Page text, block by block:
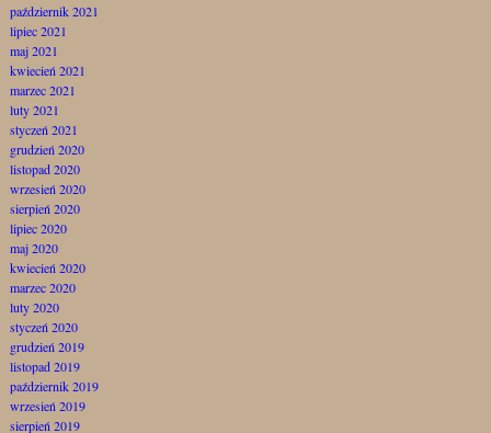
październik 2021
lipiec 2021
maj 2021
kwiecień 2021
marzec 2021
luty 2021
styczeń 2021
grudzień 2020
listopad 2020
wrzesień 2020
sierpień 2020
lipiec 2020
maj 2020
kwiecień 2020
marzec 2020
luty 2020
styczeń 2020
grudzień 2019
listopad 2019
październik 2019
wrzesień 2019
sierpień 2019